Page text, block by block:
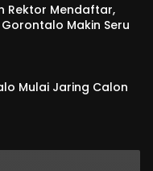
Rektor Mendaftar,
Makin Seru
Mulai Jaring Calon